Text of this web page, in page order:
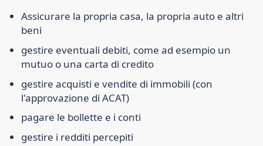
Assicurare la propria casa, la propria auto e altri
beni
gestire eventuali debiti, come ad esempio un
mutuo o una carta di credito
gestire acquisti e vendite di immobili (con
l'approvazione di ACAT)
pagare le bollette e i conti
gestire i redditi percepiti